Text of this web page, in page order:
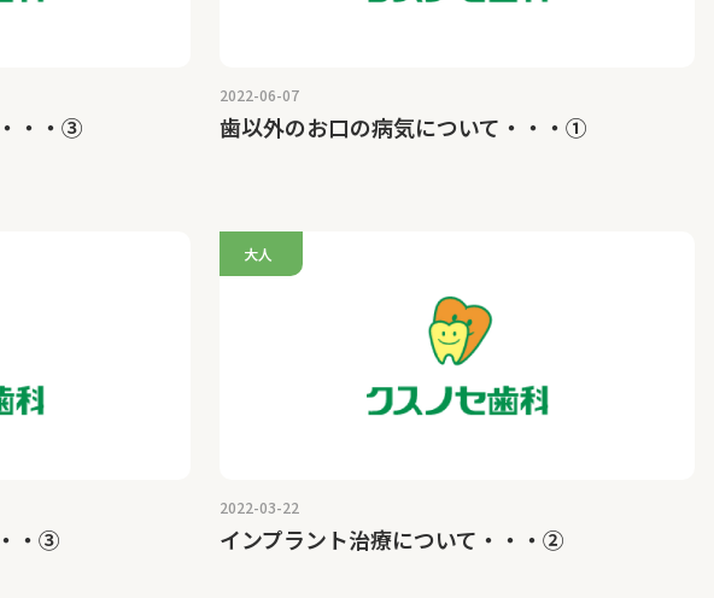
・・③
2022-06-07
歯以外のお口の病気について・・・①
・③
大人
2022-03-22
インプラント治療について・・・②